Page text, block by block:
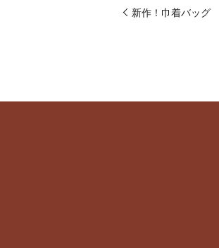
新作！巾着バッグ